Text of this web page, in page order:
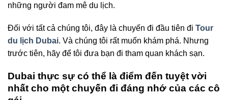
những người đam mê du lịch.
Đối với tất cả chúng tôi, đây là chuyến đi đầu tiên đi Tour
du lịch Dubai. Và chúng tôi rất muốn khám phá. Nhưng
trước tiên, hãy để tôi đưa bạn đi tham quan khách sạn.
Dubai thực sự có thể là điểm đến tuyệt vời
nhất cho một chuyến đi đáng nhớ của các cô